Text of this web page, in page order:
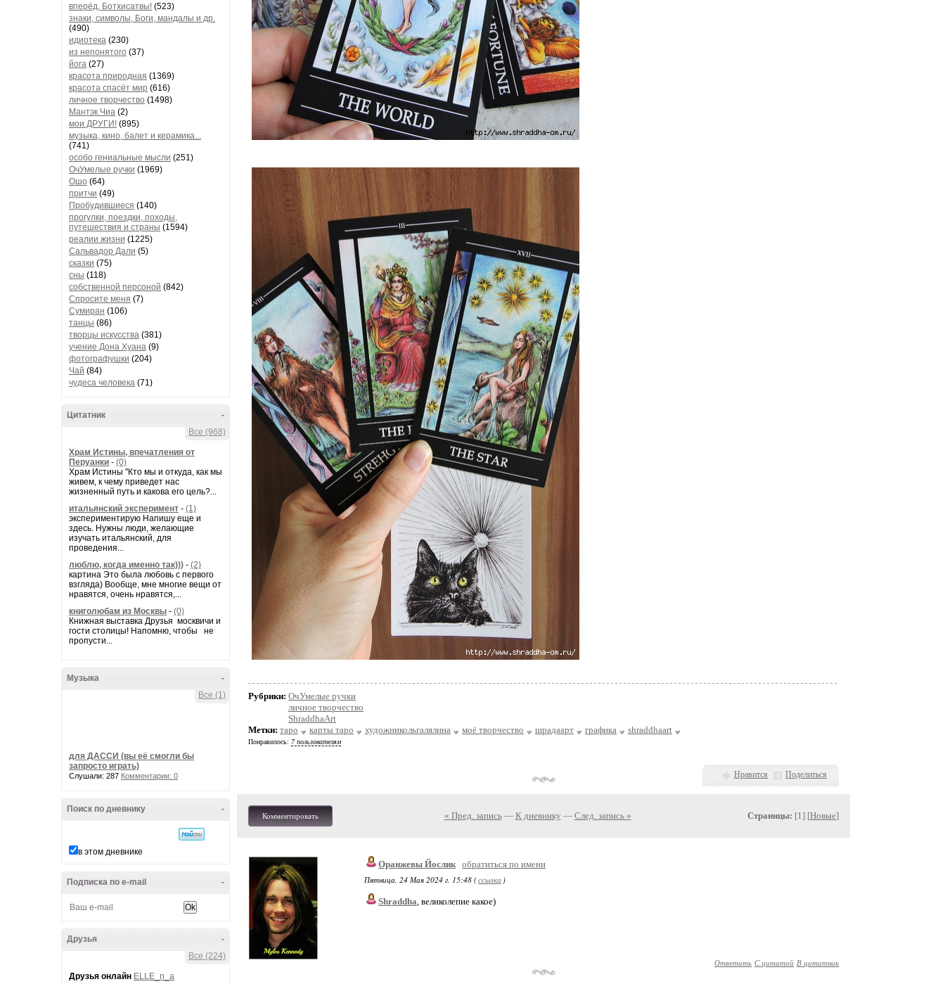
вперёд, Ботхисатвы! (523)
знаки, символы, Боги, мандалы и др.
(490)
идиотека (230)
из непонятого (37)
йога (27)
красота природная (1369)
красота спасёт мир (616)
личное творчество (1498)
Мантэк Чиа (2)
мои ДРУГИ! (895)
музыка, кино, балет и керамика...
(741)
особо гениальные мысли (251)
ОчУмелые ручки (1969)
Ошо (64)
притчи (49)
Пробудившиеся (140)
прогулки, поездки, походы,
путешествия и страны (1594)
реалии жизни (1225)
Сальвадор Дали (5)
сказки (75)
сны (118)
собственной персоной (842)
Спросите меня (7)
Сумиран (106)
танцы (86)
творцы искусства (381)
учение Дона Хуана (9)
фотографушки (204)
Чай (84)
чудеса человека (71)
-
Цитатник
Все (968)
Храм Истины, впечатления от
Перуанки - (0)
Храм Истины "Кто мы и откуда, как мы
живем, к чему приведет нас
жизненный путь и какова его цель?...
итальянский эксперимент - (1)
экспериментирую Напишу еще и
здесь. Нужны люди, желающие
изучать итальянский, для
проведения...
люблю, когда именно так))) - (2)
картина Это была любовь с первого
взгляда) Вообще, мне многие вещи от
нравятся, очень нравятся,...
книголюбам из Москвы - (0)
Книжная выставка Друзья москвичи и
гости столицы! Напомню, чтобы не
пропусти...
-
Музыка
Все (1)
для ДАССИ (вы её смогли бы
запросто играть)
Слушали: 287 Комментарии: 0
-
Поиск по дневнику
в этом дневнике
-
Подписка по e-mail
-
Друзья
Все (224)
Друзья онлайн ELLE_n_a
Рубрики: ОчУмелые ручки
личное творчество
ShraddhaArt
Метки: таро карты таро художникольгалялина моё творчество шрадаарт графика shraddhaart
Понравилось: 7 пользователям
Нравится Поделиться
Комментировать « Пред. запись— К дневнику — След. запись » Страницы: [1] [Новые]
Оранжевы Йослик обратиться по имени
Пятница, 24 Мая 2024 г. 15:48 (ссылка )
Shraddha, великолепие какое)
Ответить С цитатой В цитатник